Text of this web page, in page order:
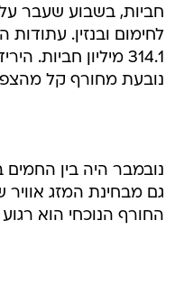
חביות, בשבוע שעבר
לחימום ובנזין.
314.1 מיליון
נובעת מחורף קל
נובמבר היה בין
גם מבחינת המזג
החורף הנוכחי הוא